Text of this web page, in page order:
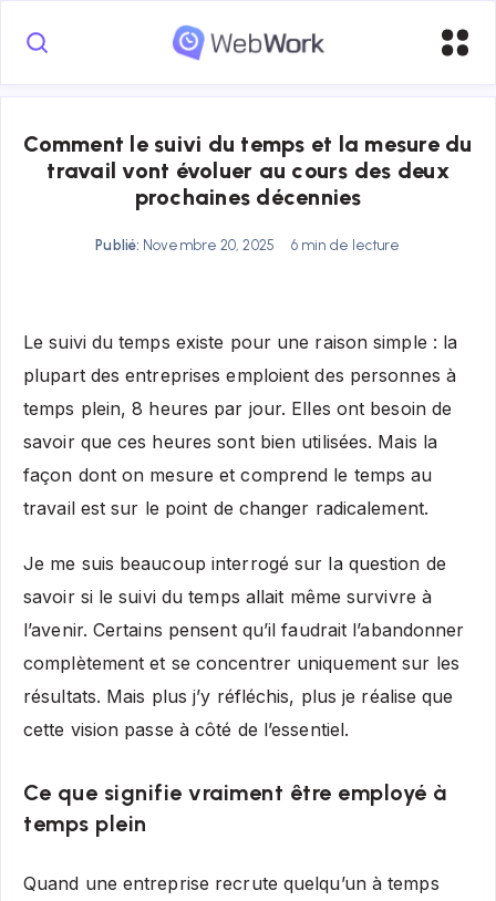
Comment le suivi du temps et la mesure du
travail vont évoluer au cours des deux
prochaines décennies
Publié: Novembre 20, 2025 6 min de lecture
Le suivi du temps existe pour une raison simple : la
plupart des entreprises emploient des personnes à
temps plein, 8 heures par jour. Elles ont besoin de
savoir que ces heures sont bien utilisées. Mais la
façon dont on mesure et comprend le temps au
travail est sur le point de changer radicalement.
Je me suis beaucoup interrogé sur la question de
savoir si le suivi du temps allait même survivre à
l’avenir. Certains pensent qu’il faudrait l’abandonner
complètement et se concentrer uniquement sur les
résultats. Mais plus j’y réfléchis, plus je réalise que
cette vision passe à côté de l’essentiel.
Ce que signifie vraiment être employé à
temps plein
Quand une entreprise recrute quelqu’un à temps